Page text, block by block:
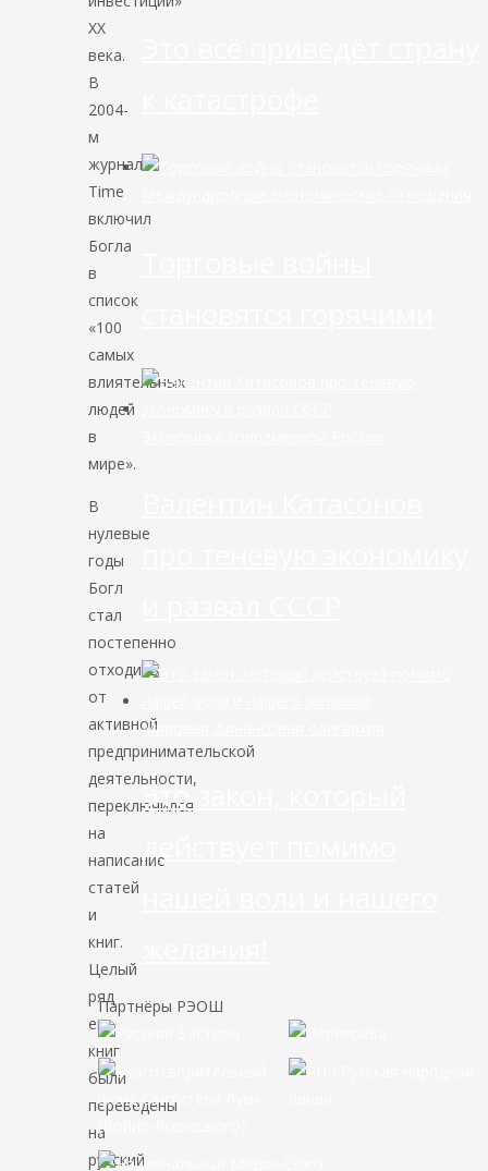
ХХ
века.
В
2004-
м
журнал
Time
включил
Богла
в
список
«100
самых
влиятельных
людей
в
мире».
В
нулевые
годы
Богл
стал
постепенно
отходить
от
активной
предпринимательской
деятельности,
переключился
на
написание
статей
и
книг.
Целый
ряд
его
книг
были
переведены
на
русский
Мировая финансовая олигархия
Это закон, который
действует помимо
Партнёры РЭОШ